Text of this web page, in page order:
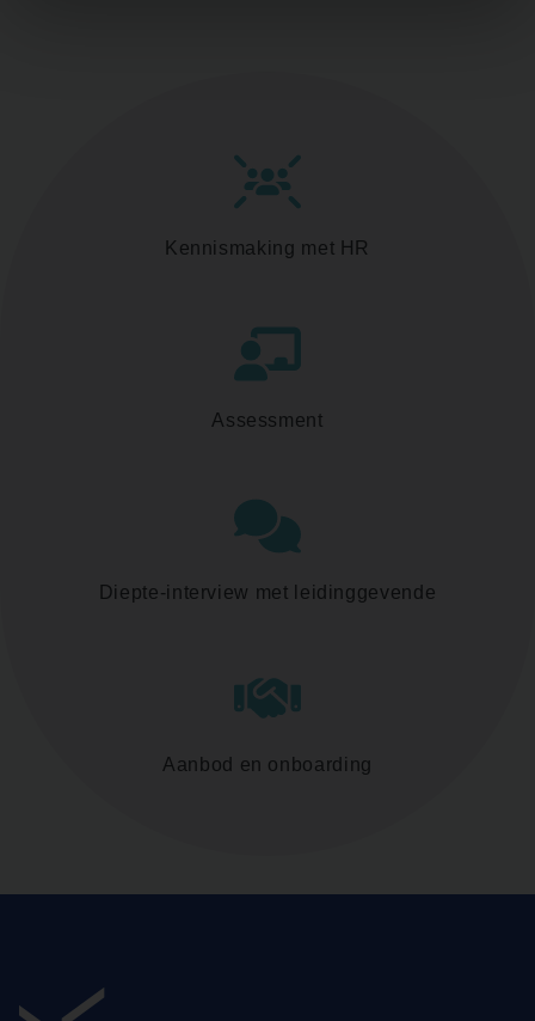
Kennismaking met HR
Assessment
Diepte-interview met leidinggevende
Aanbod en onboarding